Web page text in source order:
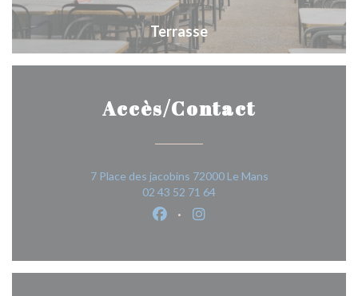
Terrasse
Accès/Contact
7 Place des jacobins 72000 Le Mans
02 43 52 71 64